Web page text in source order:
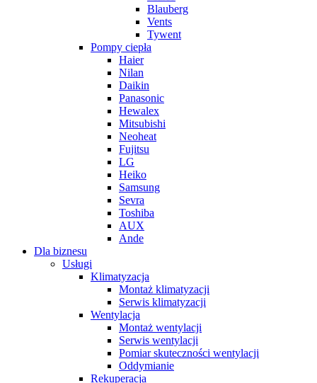
Blauberg
Vents
Tywent
Pompy ciepła
Haier
Nilan
Daikin
Panasonic
Hewalex
Mitsubishi
Neoheat
Fujitsu
LG
Heiko
Samsung
Sevra
Toshiba
AUX
Ande
Dla biznesu
Usługi
Klimatyzacja
Montaż klimatyzacji
Serwis klimatyzacji
Wentylacja
Montaż wentylacji
Serwis wentylacji
Pomiar skuteczności wentylacji
Oddymianie
Rekuperacja